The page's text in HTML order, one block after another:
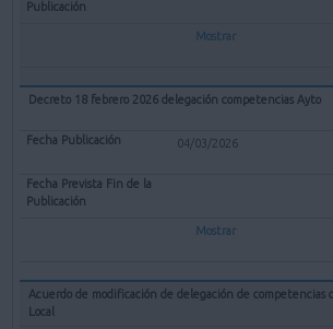
Mostrar
Decreto 18 febrero 2026 delegación competencias Ayto
04/03/2026
Mostrar
Acuerdo de modificación de delegación de competencias
Local